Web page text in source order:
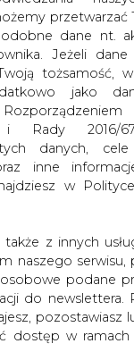
podane
do newslettera.
pozostawiasz
dostęp w
a także
inne
RODO
linkiem (
potrzeby różnych
w różnych
z
Ci szereg
prawo do
wobec
14 sierpnia
energetyka
co lekarza
czuwanie
i
zmagają
bez
osób
elektrycznej
wtedy, kiedy
lub komputer.